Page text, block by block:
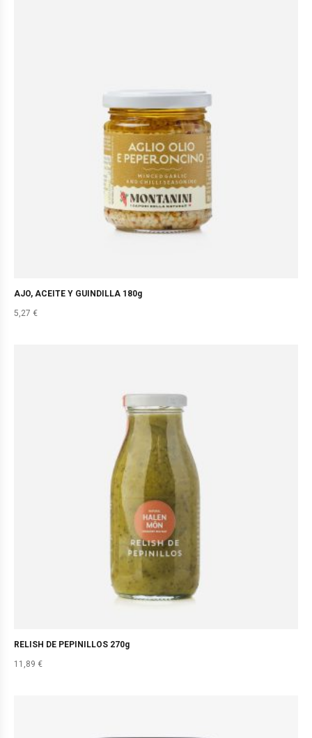
AJO, ACEITE Y GUINDILLA 180g
5,27 €
RELISH DE PEPINILLOS 270g
11,89 €